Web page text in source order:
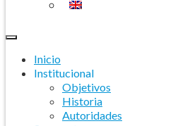
Inicio
Institucional
Objetivos
Historia
Autoridades